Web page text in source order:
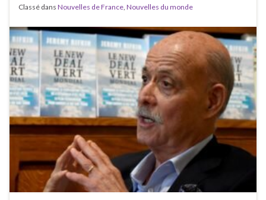
Classé dans Nouvelles de France, Nouvelles du monde